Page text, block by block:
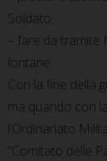
Soldato;
– fare da tramite
lontane.
Con la fine della
ma quando con
l’Ordinariato
“Comitato delle